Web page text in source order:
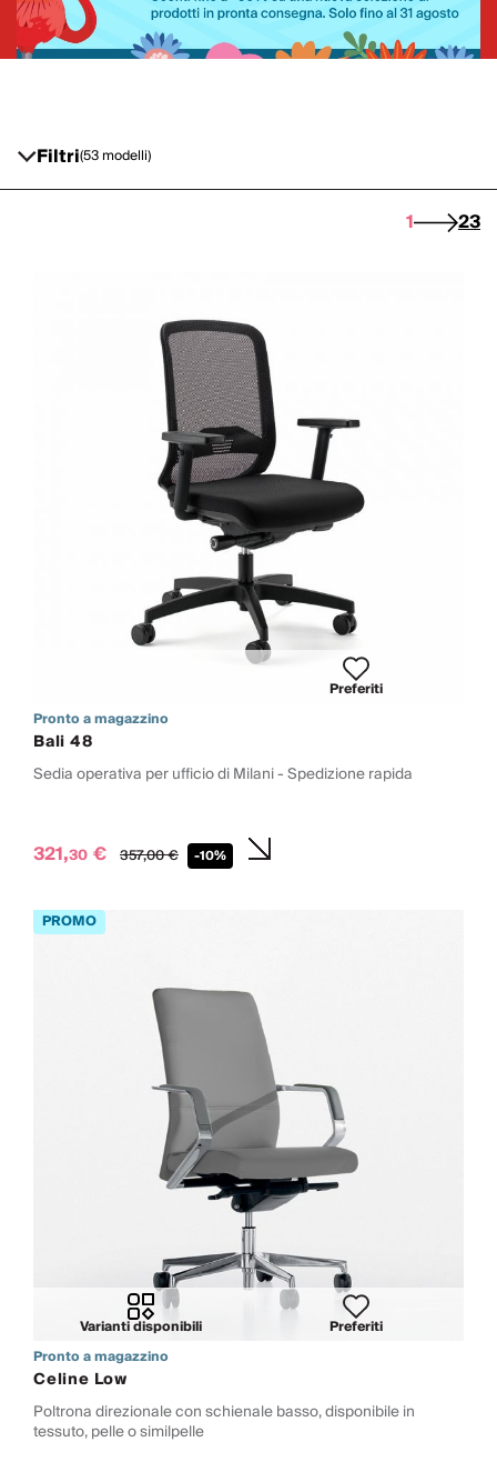
Filtri(53 modelli)
1 23
Preferiti
Pronto a magazzino
Bali 48
Sedia operativa per ufficio di Milani - Spedizione rapida
321,30 € 357,00€ -10%
Varianti disponibili
Preferiti
Pronto a magazzino
Celine Low
Poltrona direzionale con schienale basso, disponibile in
tessuto, pelle o similpelle